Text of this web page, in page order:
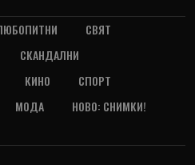
СВЯТ
СКАНДАЛНИ
КИНО
СПОРТ
МОДА
НОВО: СНИМКИ!